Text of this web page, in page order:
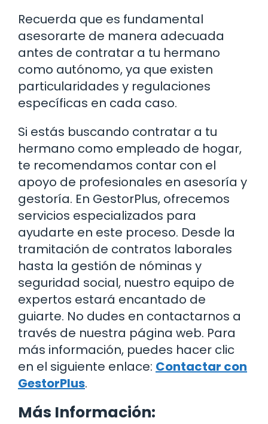
Recuerda que es fundamental
asesorarte de manera adecuada
antes de contratar a tu hermano
como autónomo, ya que existen
particularidades y regulaciones
específicas en cada caso.
Si estás buscando contratar a tu
hermano como empleado de hogar,
te recomendamos contar con el
apoyo de profesionales en asesoría y
gestoría. En GestorPlus, ofrecemos
servicios especializados para
ayudarte en este proceso. Desde la
tramitación de contratos laborales
hasta la gestión de nóminas y
seguridad social, nuestro equipo de
expertos estará encantado de
guiarte. No dudes en contactarnos a
través de nuestra página web. Para
más información, puedes hacer clic
en el siguiente enlace: Contactar con
GestorPlus.
Más Información: